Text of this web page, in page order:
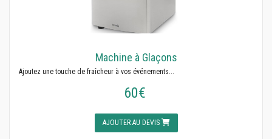
Machine à Glaçons
Ajoutez une touche de fraîcheur à vos événements...
60€
AJOUTER AU DEVIS